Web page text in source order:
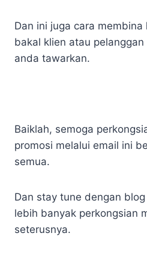
Dan ini juga cara
bakal klien atau
anda tawarkan.
Baiklah, semoga
promosi melalui email ini
semua.
Dan stay tune dengan blog
lebih banyak perkongsian
seterusnya.